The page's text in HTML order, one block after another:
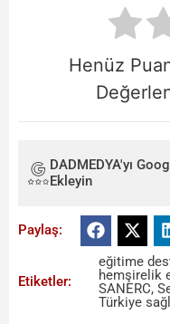
Henüz
DADMEDYA'yı
Ekleyin
Paylaş:
Etiketler:
eğitime
hemşirelik
SANERC,
Türkiye